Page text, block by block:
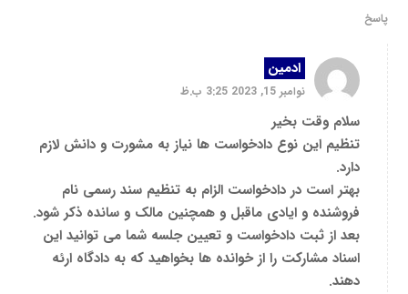
پاسخ
ادمین
نوامبر 15, 2023 3:25 ب.ظ
سلام وقت بخیر
تنظیم این نوع دادخواست ها نیاز به مشورت و دانش لازم
دارد.
بهتر است در دادخواست الزام به تنظیم سند رسمی نام
فروشنده و ایادی ماقبل و همچنین مالک و سانده ذکر شود.
بعد از ثبت دادخواست و تعیین جلسه شما می توانید این
اسناد مشارکت را از خوانده ها بخواهید که به دادگاه ارئه
دهند.